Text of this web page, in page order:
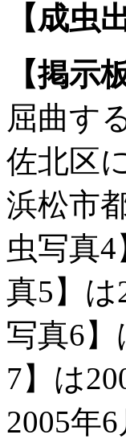
【成虫
【掲示
屈曲す
佐北区
浜松市
虫写真
真5】は
写真6】
7】は
2005年